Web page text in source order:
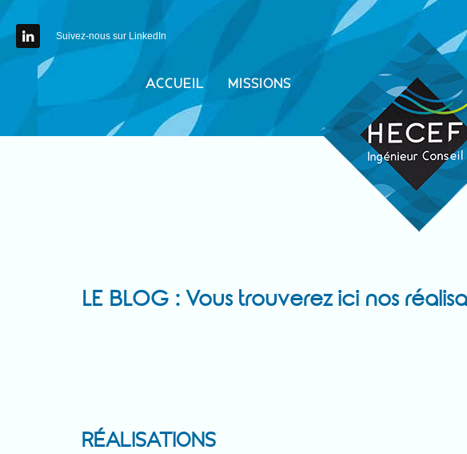
Suivez-nous sur LinkedIn
ACCUEIL MISSIONS
LE BLOG : Vous trouverez ici nos
RÉALISATIONS